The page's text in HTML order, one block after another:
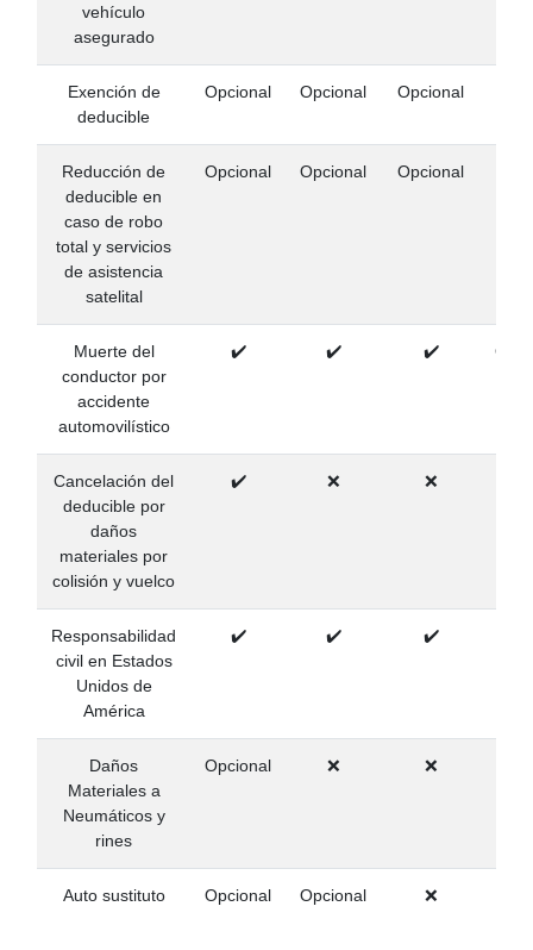
vehículo
asegurado
Exención de
deducible
Opcional Opcional Opcional
Reducción de
deducible en
caso de robo
total y servicios
de asistencia
satelital
Opcional Opcional Opcional
Muerte del
conductor por
accidente
automovilístico
✔️ ✔️ ✔️
Cancelación del
deducible por
daños
materiales por
colisión y vuelco
✔️ ❌ ❌
Responsabilidad
civil en Estados
Unidos de
América
✔️ ✔️ ✔️
Daños
Materiales a
Neumáticos y
rines
Opcional ❌ ❌
Auto sustituto Opcional Opcional ❌